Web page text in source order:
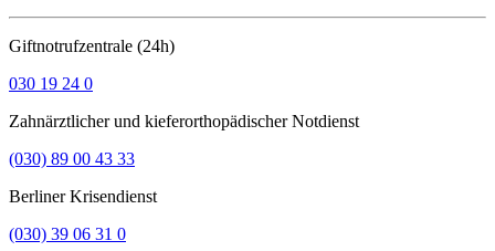
Giftnotrufzentrale (24h)
030 19 24 0
Zahnärztlicher und kieferorthopädischer Notdienst
(030) 89 00 43 33
Berliner Krisendienst
(030) 39 06 31 0